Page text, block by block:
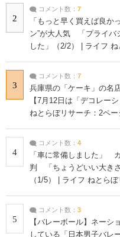
2
コメント数： 7
「もっと早く買えば良
ン”が大人気 「プライバ
した」（2/2） | ライフ
3
コメント数： 7
兵庫県の「ケーキ」の名
【7月12日は「デコレー
ねとらぼリサーチ：2ペー
4
コメント数： 4
「車に常備しました」
判 「ちょうどいい大き
（1/5） | ライフ ねとら
5
コメント数： 3
【バレーボール】ネーシ
している「日本男子バレ